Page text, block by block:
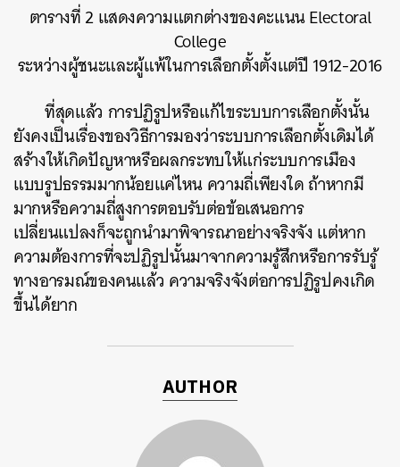
ตารางที่ 2 แสดงความแตกต่างของคะแนน Electoral
College
ระหว่างผู้ชนะและผู้แพ้ในการเลือกตั้งตั้งแต่ปี 1912-2016
ที่สุดแล้ว การปฏิรูปหรือแก้ไขระบบการเลือกตั้งนั้น
ยังคงเป็นเรื่องของวิธีการมองว่าระบบการเลือกตั้งเดิมได้
สร้างให้เกิดปัญหาหรือผลกระทบให้แก่ระบบการเมือง
แบบรูปธรรมมากน้อยแค่ไหน ความถี่เพียงใด ถ้าหากมี
มากหรือความถี่สูงการตอบรับต่อข้อเสนอการ
เปลี่ยนแปลงก็จะถูกนำมาพิจารณาอย่างจริงจัง แต่หาก
ความต้องการที่จะปฏิรูปนั้นมาจากความรู้สึกหรือการรับรู้
ทางอารมณ์ของคนแล้ว ความจริงจังต่อการปฏิรูปคงเกิด
ขึ้นได้ยาก
AUTHOR